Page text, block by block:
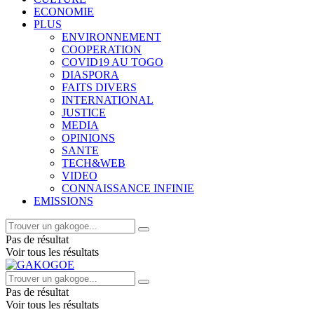
ECONOMIE
PLUS
ENVIRONNEMENT
COOPERATION
COVID19 AU TOGO
DIASPORA
FAITS DIVERS
INTERNATIONAL
JUSTICE
MEDIA
OPINIONS
SANTE
TECH&WEB
VIDEO
CONNAISSANCE INFINIE
EMISSIONS
Pas de résultat
Voir tous les résultats
Pas de résultat
Voir tous les résultats